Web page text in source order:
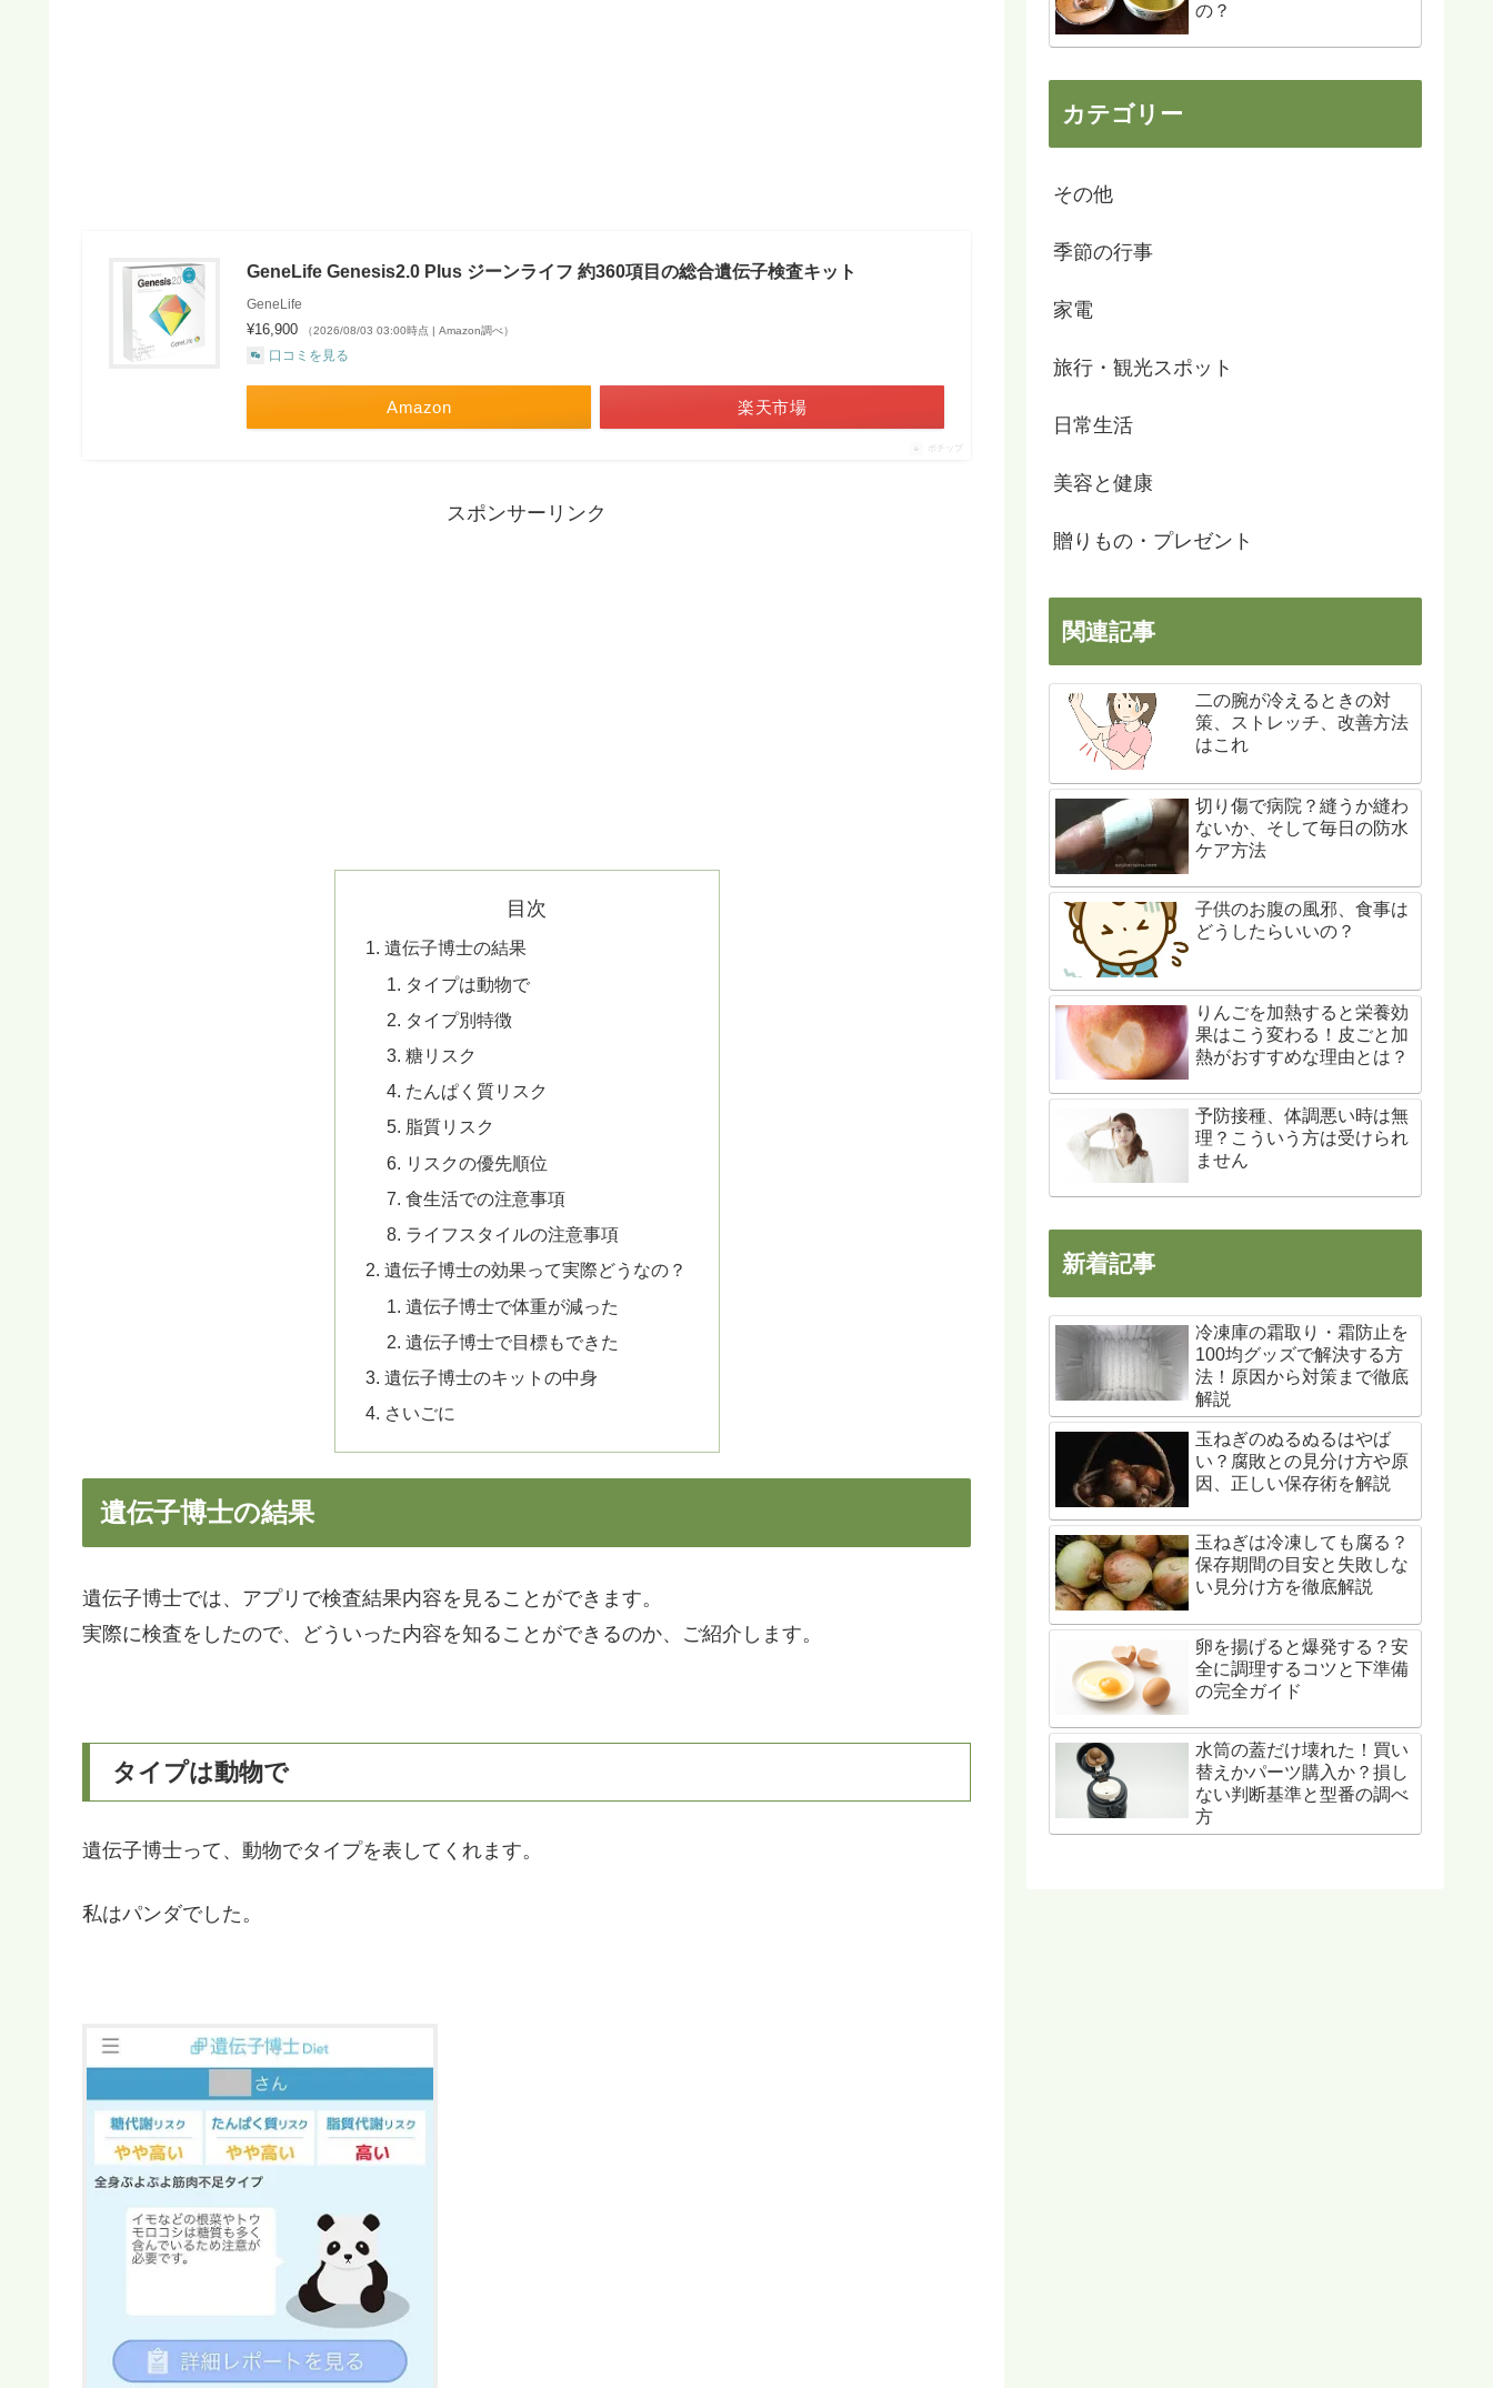
GeneLife Genesis2.0 Plus ジーンライフ 約360項目の総合遺伝子検査キット
GeneLife
¥16,900 （2026/08/03 03:00時点 | Amazon調べ）
口コミを見る
Amazon 楽天市場
ポチップ
スポンサーリンク
目次
遺伝子博士の結果
タイプは動物で
タイプ別特徴
糖リスク
たんぱく質リスク
脂質リスク
リスクの優先順位
食生活での注意事項
ライフスタイルの注意事項
遺伝子博士の効果って実際どうなの？
遺伝子博士で体重が減った
遺伝子博士で目標もできた
遺伝子博士のキットの中身
さいごに
遺伝子博士の結果
遺伝子博士では、アプリで検査結果内容を見ることができます。
実際に検査をしたので、どういった内容を知ることができるのか、ご紹介します。
タイプは動物で
遺伝子博士って、動物でタイプを表してくれます。
私はパンダでした。
の？
カテゴリー
その他
季節の行事
家電
旅行・観光スポット
日常生活
美容と健康
贈りもの・プレゼント
関連記事
二の腕が冷えるときの対
策、ストレッチ、改善方法
はこれ
切り傷で病院？縫うか縫わ
ないか、そして毎日の防水
ケア方法
子供のお腹の風邪、食事は
どうしたらいいの？
りんごを加熱すると栄養効
果はこう変わる！皮ごと加
熱がおすすめな理由とは？
予防接種、体調悪い時は無
理？こういう方は受けられ
ません
新着記事
冷凍庫の霜取り・霜防止を
100均グッズで解決する方
法！原因から対策まで徹底
解説
玉ねぎのぬるぬるはやば
い？腐敗との見分け方や原
因、正しい保存術を解説
玉ねぎは冷凍しても腐る？
保存期間の目安と失敗しな
い見分け方を徹底解説
卵を揚げると爆発する？安
全に調理するコツと下準備
の完全ガイド
水筒の蓋だけ壊れた！買い
替えかパーツ購入か？損し
ない判断基準と型番の調べ
方